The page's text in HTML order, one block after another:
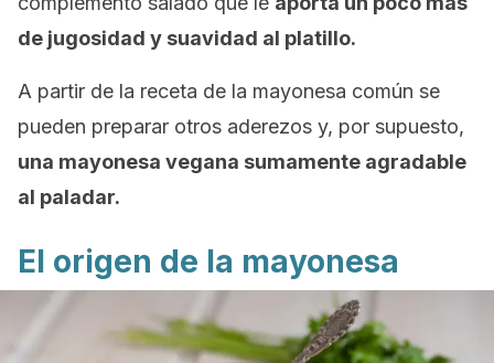
de jugosidad y suavidad al platillo.
A partir de la receta de la mayonesa común se
pueden preparar otros aderezos y, por supuesto,
una mayonesa vegana sumamente agradable
al paladar.
El origen de la mayonesa